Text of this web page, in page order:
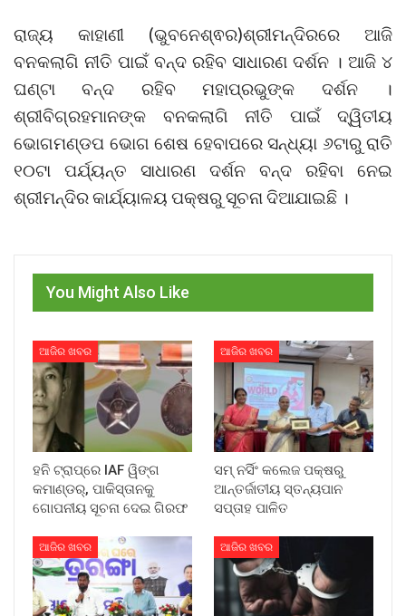
ରାଜ୍ୟ କାହାଣୀ (ଭୁବନେଶ୍ଵର)ଶ୍ରୀମନ୍ଦିରରେ ଆଜି
ବନକଲାଗି ନୀତି ପାଇଁ ବନ୍ଦ ରହିବ ସାଧାରଣ ଦର୍ଶନ । ଆଜି ୪
ଘଣ୍ଟା ବନ୍ଦ ରହିବ ମହାପ୍ରଭୁଙ୍କ ଦର୍ଶନ ।
ଶ୍ରୀବିଗ୍ରହମାନଙ୍କ ବନକଲାଗି ନୀତି ପାଇଁ ଦ୍ୱିତୀୟ
ଭୋଗମଣ୍ଡପ ଭୋଗ ଶେଷ ହେବାପରେ ସନ୍ଧ୍ୟା ୬ଟାରୁ ରାତି
୧୦ଟା ପର୍ଯ୍ୟନ୍ତ ସାଧାରଣ ଦର୍ଶନ ବନ୍ଦ ରହିବା ନେଇ
ଶ୍ରୀମନ୍ଦିର କାର୍ଯ୍ୟାଳୟ ପକ୍ଷରୁ ସୂଚନା ଦିଆଯାଇଛି ।
You Might Also Like
ଆଜିର ଖବର
ହନି ଟ୍ରାପ୍‌ରେ IAF ୱିଙ୍ଗ
କମାଣ୍ଡର୍, ପାକିସ୍ତାନକୁ
ଗୋପନୀୟ ସୂଚନା ଦେଇ ଗିରଫ
ଆଜିର ଖବର
ସମ୍ ନର୍ସିଂ କଲେଜ ପକ୍ଷରୁ
ଆନ୍ତର୍ଜାତୀୟ ସ୍ତନ୍ୟପାନ
ସପ୍ତାହ ପାଳିତ
ଆଜିର ଖବର ଆଜିର ଖବର